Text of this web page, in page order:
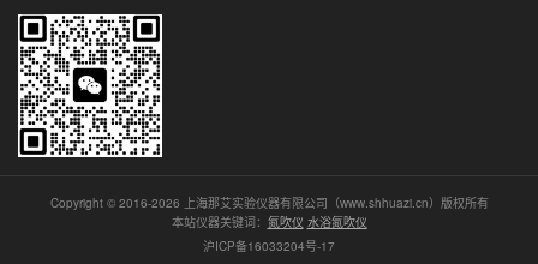
Copyright © 2016-2026 上海那艾实验仪器有限公司（www.shhuazi.cn）版权所有
本站仪器关键词： 氮吹仪 水浴氮吹仪
沪ICP备16033204号-17